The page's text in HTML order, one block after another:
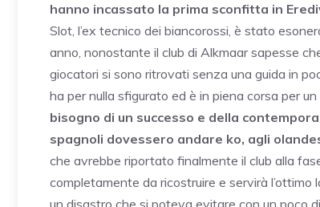
hanno incassato la prima sconfitta in
Slot, l’ex tecnico dei biancorossi, è stato
anno, nonostante il club di Alkmaar sapesse
giocatori si sono ritrovati senza una guida in
ha per nulla sfigurato ed è in piena corsa per
bisogno di un successo e della
spagnoli dovessero andare ko, agli
che avrebbe riportato finalmente il club alla
completamente da ricostruire e servirà
un disastro che si poteva evitare con un poco